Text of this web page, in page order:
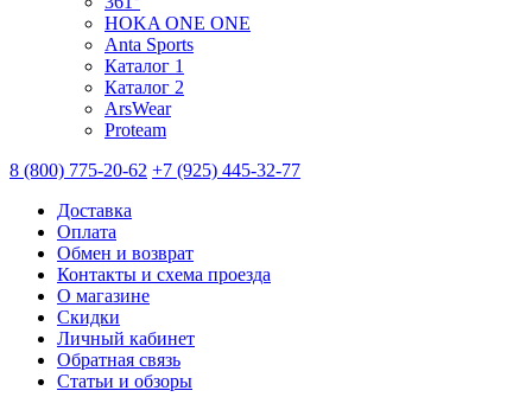
HOKA ONE ONE
Anta Sports
Каталог 1
Каталог 2
ArsWear
Proteam
8 (800) 775-20-62 +7 (925) 445-32-77
Доставка
Оплата
Обмен и возврат
Контакты и схема проезда
О магазине
Скидки
Личный кабинет
Обратная связь
Статьи и обзоры